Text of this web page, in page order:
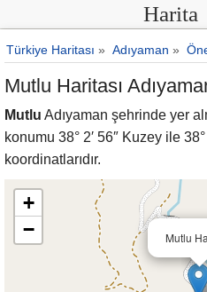
Harita
Türkiye Haritası » Adıyaman »
Mutlu Haritası
Mutlu Adıyaman şehrinde yer
konumu 38° 2′ 56″ Kuzey ile
koordinatlarıdır.
Mutlu
+
−